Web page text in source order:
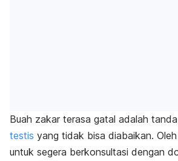
Buah zakar terasa gatal adalah
testis yang tidak bisa diabaikan.
untuk segera berkonsultasi dengan